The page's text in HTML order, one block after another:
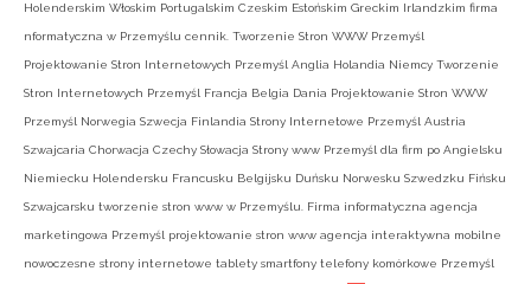
Holenderskim Włoskim Portugalskim Czeskim Estońskim Greckim Irlandzkim firma
nformatyczna w Przemyślu cennik. Tworzenie Stron WWW Przemyśl
Projektowanie Stron Internetowych Przemyśl Anglia Holandia Niemcy Tworzenie
Stron Internetowych Przemyśl Francja Belgia Dania Projektowanie Stron WWW
Przemyśl Norwegia Szwecja Finlandia Strony Internetowe Przemyśl Austria
Szwajcaria Chorwacja Czechy Słowacja Strony www Przemyśl dla firm po Angielsku
Niemiecku Holendersku Francusku Belgijsku Duńsku Norwesku Szwedzku Fińsku
Szwajcarsku tworzenie stron www w Przemyślu. Firma informatyczna agencja
marketingowa Przemyśl projektowanie stron www agencja interaktywna mobilne
nowoczesne strony internetowe tablety smartfony telefony komórkowe Przemyśl